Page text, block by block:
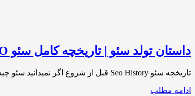
داستان تولد سئو | تاریخچه کامل سئو SEO
تاریخچه سئو Seo History قبل از شروع اگر نمیدانید سئو چیست پیشنهاد میکنیم ابتدا مقاله زیر را مطالعه فرمایید : سئو یا SEO چیست ؟[…]
ادامه مطلب